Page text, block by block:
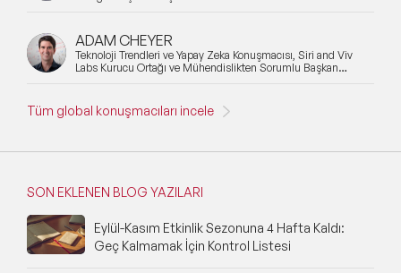
ADAM CHEYER
Teknoloji Trendleri ve Yapay Zeka Konuşmacısı, Siri and Viv
Labs Kurucu Ortağı ve Mühendislikten Sorumlu Başkan
Tüm global konuşmacıları incele
SON EKLENEN BLOG YAZILARI
Eylül-Kasım Etkinlik Sezonuna 4 Hafta Kaldı:
Geç Kalmamak İçin Kontrol Listesi